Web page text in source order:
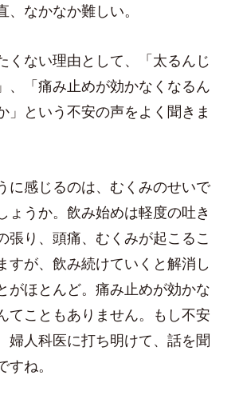
、なかなか難しい。
くない理由として、「太るんじ
、「痛み止めが効かなくなるん
」という不安の声をよく聞きま
に感じるのは、むくみのせいで
ょうか。飲み始めは軽度の吐き
張り、頭痛、むくみが起こるこ
すが、飲み続けていくと解消し
がほとんど。痛み止めが効かな
てこともありません。もし不安
婦人科医に打ち明けて、話を聞
すね。